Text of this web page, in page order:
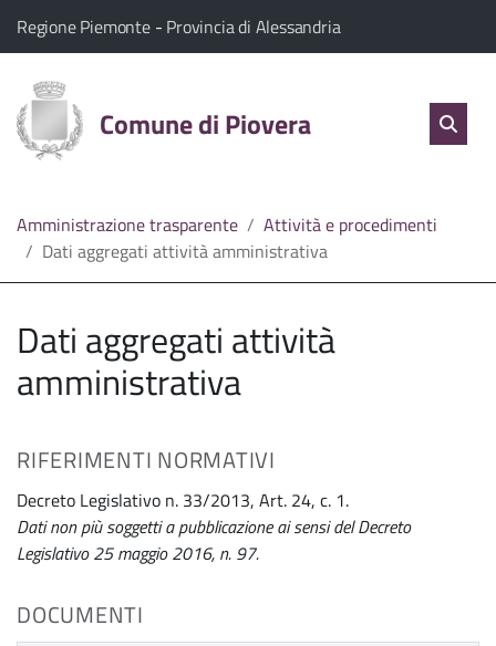
Home
Servizi
L'Amministrazione
Linea
diretta
Il comune di Piovera appartiene a:
Regione Piemonte (Apre il link in una nuova scheda)
- Provincia di Alessandria(Apre il link in una
Comune di Piovera salta
Amministrazione trasparente
Attività e procedimenti
Dati aggregati attività amministrativa
Dati aggregati attività
amministrativa
RIFERIMENTI NORMATIVI
Decreto Legislativo n. 33/2013, Art. 24, c. 1.
Dati non più soggetti a pubblicazione ai sensi del Decreto
Legislativo 25 maggio 2016, n. 97.
DOCUMENTI